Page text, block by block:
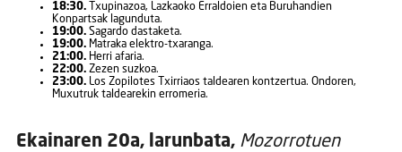
18:30.Txupinazoa, Lazkaoko Erraldoien eta Buruhandien
Konpartsak lagunduta.
19:00.Sagardo dastaketa.
19:00.Matraka elektro-txaranga.
21:00.Herri afaria.
22:00.Zezen suzkoa.
23:00.Los Zopilotes Txirriaos taldearen kontzertua. Ondoren,
Muxutruk taldearekin erromeria.
Ekainaren 20a, larunbata, Mozorrotuen